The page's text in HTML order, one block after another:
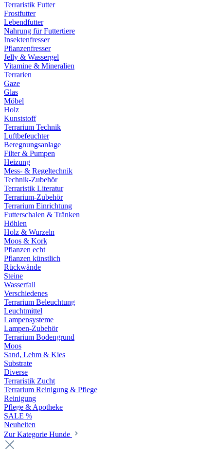
Terraristik Futter
Frostfutter
Lebendfutter
Nahrung für Futtertiere
Insektenfresser
Pflanzenfresser
Jelly & Wassergel
Vitamine & Mineralien
Terrarien
Gaze
Glas
Möbel
Holz
Kunststoff
Terrarium Technik
Luftbefeuchter
Beregnungsanlage
Filter & Pumpen
Heizung
Mess- & Regeltechnik
Technik-Zubehör
Terraristik Literatur
Terrarium-Zubehör
Terrarium Einrichtung
Futterschalen & Tränken
Höhlen
Holz & Wurzeln
Moos & Kork
Pflanzen echt
Pflanzen künstlich
Rückwände
Steine
Wasserfall
Verschiedenes
Terrarium Beleuchtung
Leuchtmittel
Lampensysteme
Lampen-Zubehör
Terrarium Bodengrund
Moos
Sand, Lehm & Kies
Substrate
Diverse
Terraristik Zucht
Terrarium Reinigung & Pflege
Reinigung
Pflege & Apotheke
SALE %
Neuheiten
Zur Kategorie Hunde